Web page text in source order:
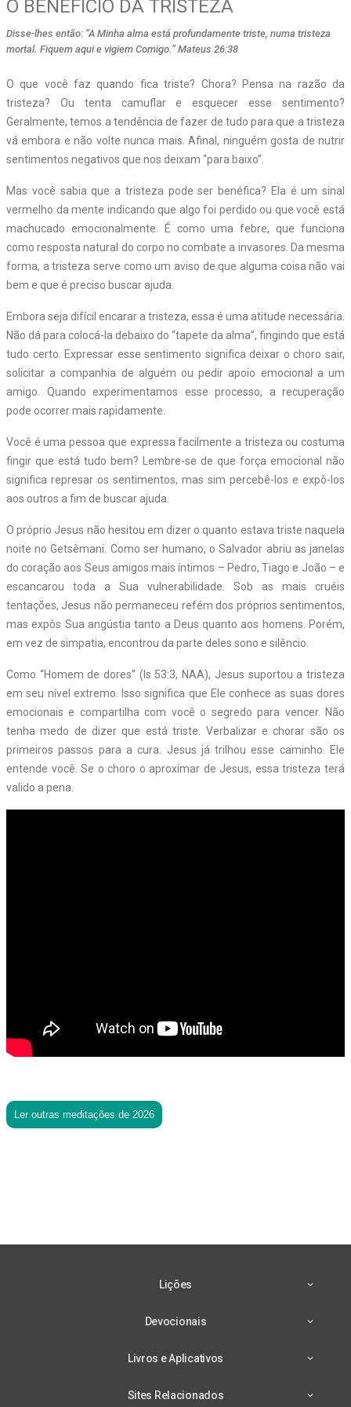
O BENEFÍCIO DA TRISTEZA
Disse-lhes então: “A Minha alma está profundamente triste, numa tristeza
mortal. Fiquem aqui e vigiem Comigo.” Mateus 26:38
O que você faz quando fica triste? Chora? Pensa na razão da
tristeza? Ou tenta camuflar e esquecer esse sentimento?
Geralmente, temos a tendência de fazer de tudo para que a tristeza
vá embora e não volte nunca mais. Afinal, ninguém gosta de nutrir
sentimentos negativos que nos deixam “para baixo”.
Mas você sabia que a tristeza pode ser benéfica? Ela é um sinal
vermelho da mente indicando que algo foi perdido ou que você está
machucado emocionalmente. É como uma febre, que funciona
como resposta natural do corpo no combate a invasores. Da mesma
forma, a tristeza serve como um aviso de que alguma coisa não vai
bem e que é preciso buscar ajuda.
Embora seja difícil encarar a tristeza, essa é uma atitude necessária.
Não dá para colocá-la debaixo do “tapete da alma”, fingindo que está
tudo certo. Expressar esse sentimento significa deixar o choro sair,
solicitar a companhia de alguém ou pedir apoio emocional a um
amigo. Quando experimentamos esse processo, a recuperação
pode ocorrer mais rapidamente.
Você é uma pessoa que expressa facilmente a tristeza ou costuma
fingir que está tudo bem? Lembre-se de que força emocional não
significa represar os sentimentos, mas sim percebê-los e expô-los
aos outros a fim de buscar ajuda.
O próprio Jesus não hesitou em dizer o quanto estava triste naquela
noite no Getsêmani. Como ser humano, o Salvador abriu as janelas
do coração aos Seus amigos mais íntimos – Pedro, Tiago e João – e
escancarou toda a Sua vulnerabilidade. Sob as mais cruéis
tentações, Jesus não permaneceu refém dos próprios sentimentos,
mas expôs Sua angústia tanto a Deus quanto aos homens. Porém,
em vez de simpatia, encontrou da parte deles sono e silêncio.
Como “Homem de dores” (Is 53:3, NAA), Jesus suportou a tristeza
em seu nível extremo. Isso significa que Ele conhece as suas dores
emocionais e compartilha com você o segredo para vencer. Não
tenha medo de dizer que está triste. Verbalizar e chorar são os
primeiros passos para a cura. Jesus já trilhou esse caminho. Ele
entende você. Se o choro o aproximar de Jesus, essa tristeza terá
valido a pena.
Ler outras meditações de 2026
Lições
Devocionais
Livros e Aplicativos
Sites Relacionados